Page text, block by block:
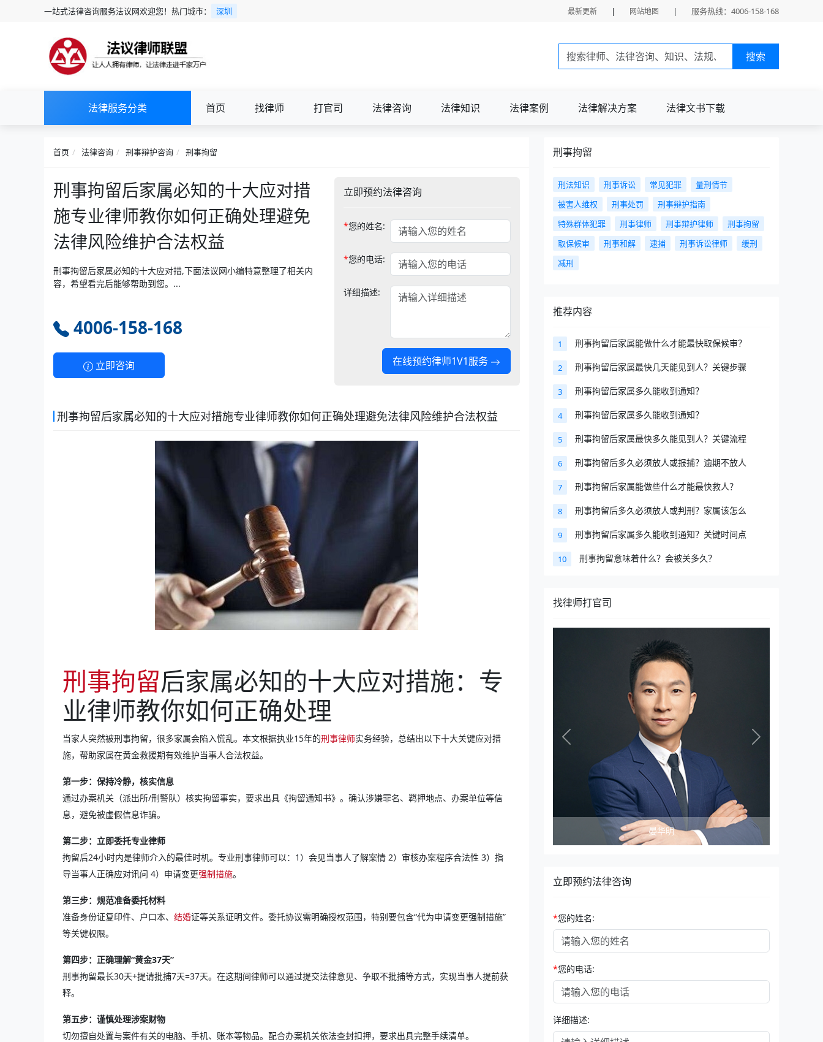
一站式法律咨询服务法议网欢迎您！热门城市： 深圳 最新更新 | 网站地图 | 服务热线：4006-158-168
搜索
法律服务分类 首页 找律师 打官司 法律咨询 法律知识 法律案例 法律解决方案 法律文书下载
首页 法律咨询 刑事辩护咨询 刑事拘留
刑事拘留后家属必知的十大应对措
施专业律师教你如何正确处理避免
法律风险维护合法权益
刑事拘留后家属必知的十大应对措,下面法议网小编特意整理了相关内
容，希望看完后能够帮助到您。...
4006-158-168
立即咨询
立即预约法律咨询
*您的姓名:
*您的电话:
详细描述:
在线预约律师1V1服务
刑事拘留后家属必知的十大应对措施专业律师教你如何正确处理避免法律风险维护合法权益
刑事拘留后家属必知的十大应对措施：专
业律师教你如何正确处理
当家人突然被刑事拘留，很多家属会陷入慌乱。本文根据执业15年的刑事律师实务经验，总结出以下十大关键应对措
施，帮助家属在黄金救援期有效维护当事人合法权益。
第一步：保持冷静，核实信息
通过办案机关（派出所/刑警队）核实拘留事实，要求出具《拘留通知书》。确认涉嫌罪名、羁押地点、办案单位等信
息，避免被虚假信息诈骗。
第二步：立即委托专业律师
拘留后24小时内是律师介入的最佳时机。专业刑事律师可以：1）会见当事人了解案情 2）审核办案程序合法性 3）指
导当事人正确应对讯问 4）申请变更强制措施。
第三步：规范准备委托材料
准备身份证复印件、户口本、 结婚证等关系证明文件。委托协议需明确授权范围，特别要包含“代为申请变更强制措施”
等关键权限。
第四步：正确理解“黄金37天”
刑事拘留最长30天+提请批捕7天=37天。在这期间律师可以通过提交法律意见、争取不批捕等方式，实现当事人提前获
释。
第五步：谨慎处理涉案财物
切勿擅自处置与案件有关的电脑、手机、账本等物品。配合办案机关依法查封扣押，要求出具完整手续清单。
刑事拘留
刑法知识 刑事诉讼 常见犯罪
量刑情节
被害人维权
刑事处罚
刑事辩护指南
特殊群体犯罪
刑事律师 刑事辩护律师
刑事拘留
取保候审
刑事和解 逮捕 刑事诉讼律师
缓刑
减刑
推荐内容
1 刑事拘留后家属能做什么才能最快取保候审？
2 刑事拘留后家属最快几天能见到人？关键步骤
3 刑事拘留后家属多久能收到通知？
4 刑事拘留后家属多久能收到通知？
5 刑事拘留后家属最快多久能见到人？关键流程
6 刑事拘留后多久必须放人或报捕？逾期不放人
7 刑事拘留后家属能做些什么才能最快救人？
8 刑事拘留后多久必须放人或判刑？家属该怎么
9 刑事拘留后家属多久能收到通知？关键时间点
10 刑事拘留意味着什么？会被关多久？
找律师打官司
张晨光
Previous Next
立即预约法律咨询
*您的姓名:
*您的电话:
详细描述: